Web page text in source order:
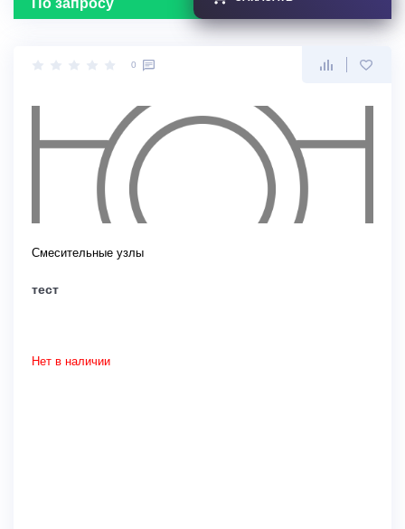
По запросу
0
Смесительные узлы
тест
Нет в наличии